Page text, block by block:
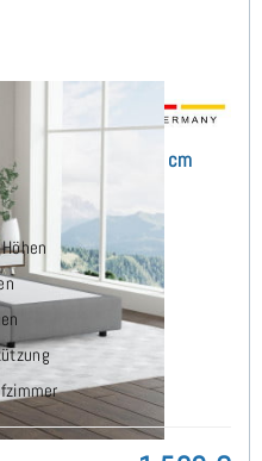
Matratze 160x200 cm